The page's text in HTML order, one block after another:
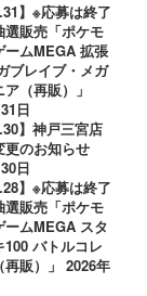
】※応募は終了
選販売「ポケモ
ームMEGA 拡張
ブレイブ・メガ
（再販）」
日
】神戸三宮店
更のお知らせ
日
】※応募は終了
選販売「ポケモ
ームMEGA スタ
100 バトルコレ
販）」 2026年